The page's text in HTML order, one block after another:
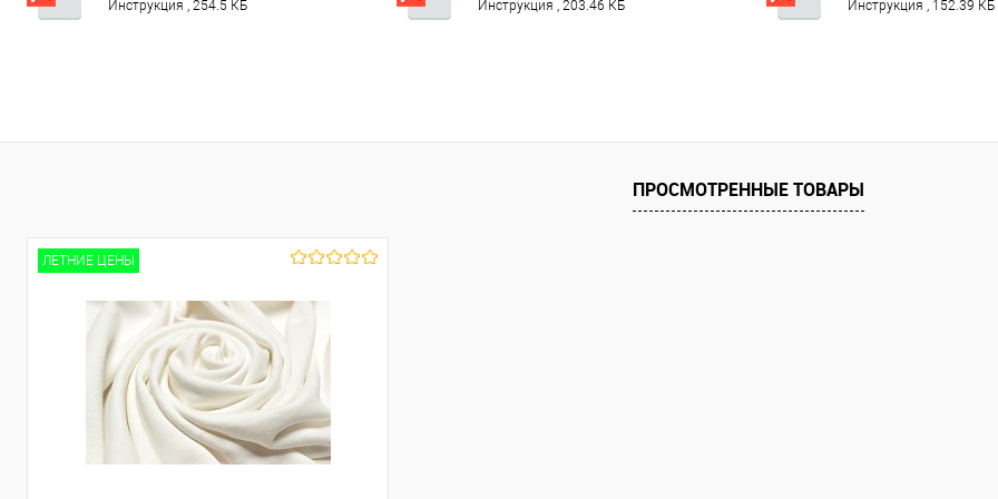
Инструкция , 254.5 КБ Инструкция , 203.46 КБ Инструкция , 152.39 КБ
ПРОСМОТРЕННЫЕ ТОВАРЫ
ЛЕТНИЕ ЦЕНЫ